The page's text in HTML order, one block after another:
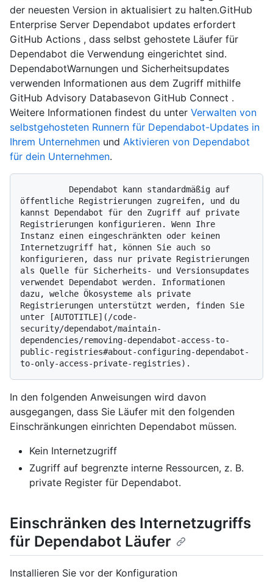
der neuesten Version in aktualisiert zu halten.GitHub
Enterprise Server Dependabot updates erfordert
GitHub Actions , dass selbst gehostete Läufer für
Dependabot die Verwendung eingerichtet sind.
DependabotWarnungen und Sicherheitsupdates
verwenden Informationen aus dem Zugriff mithilfe
GitHub Advisory Databasevon GitHub Connect .
Weitere Informationen findest du unter Verwalten von
selbstgehosteten Runnern für Dependabot-Updates in
Ihrem Unternehmen und Aktivieren von Dependabot
für dein Unternehmen.
öffentliche Registrierungen zugreifen, und du
kannst Dependabot für den Zugriff auf private
Registrierungen konfigurieren. Wenn Ihre
Instanz einen eingeschränkten oder keinen
Internetzugriff hat, können Sie auch so
konfigurieren, dass nur private Registrierungen
als Quelle für Sicherheits- und Versionsupdates
verwendet Dependabot werden. Informationen
dazu, welche Ökosysteme als private
Registrierungen unterstützt werden, finden Sie
unter [AUTOTITLE](/code-
security/dependabot/maintain-
dependencies/removing-dependabot-access-to-
public-registries#about-configuring-dependabot-
In den folgenden Anweisungen wird davon
ausgegangen, dass Sie Läufer mit den folgenden
Einschränkungen einrichten Dependabot müssen.
Kein Internetzugriff
Zugriff auf begrenzte interne Ressourcen, z. B.
private Register für Dependabot.
Einschränken des Internetzugriffs
für Dependabot Läufer
Installieren Sie vor der Konfiguration